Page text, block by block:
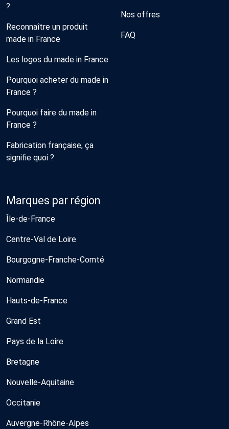
?
Reconnaître un produit
made in France
Les logos du made in France
Pourquoi acheter du made in
France ?
Pourquoi faire du made in
France ?
Fabrication française, ça
signifie quoi ?
Nos offres
FAQ
Marques par région
Île-de-France
Centre-Val de Loire
Bourgogne-Franche-Comté
Normandie
Hauts-de-France
Grand Est
Pays de la Loire
Bretagne
Nouvelle-Aquitaine
Occitanie
Auvergne-Rhône-Alpes